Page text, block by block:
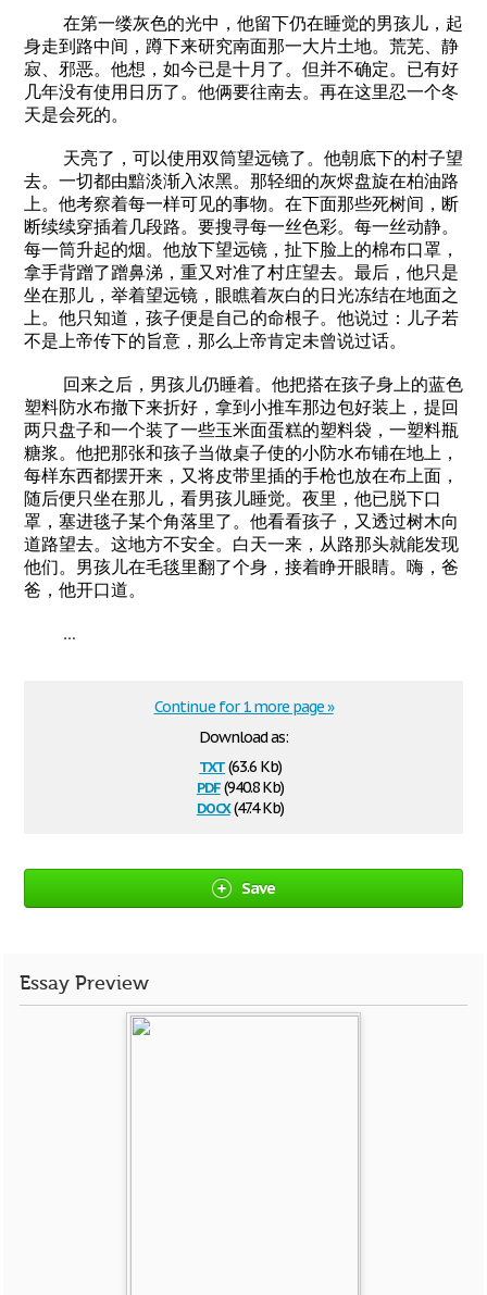
在第一缕灰色的光中，他留下仍在睡觉的男孩儿，起
身走到路中间，蹲下来研究南面那一大片土地。荒芜、静
寂、邪恶。他想，如今已是十月了。但并不确定。已有好
几年没有使用日历了。他俩要往南去。再在这里忍一个冬
天是会死的。
天亮了，可以使用双筒望远镜了。他朝底下的村子望
去。一切都由黯淡渐入浓黑。那轻细的灰烬盘旋在柏油路
上。他考察着每一样可见的事物。在下面那些死树间，断
断续续穿插着几段路。要搜寻每一丝色彩。每一丝动静。
每一筒升起的烟。他放下望远镜，扯下脸上的棉布口罩，
拿手背蹭了蹭鼻涕，重又对准了村庄望去。最后，他只是
坐在那儿，举着望远镜，眼瞧着灰白的日光冻结在地面之
上。他只知道，孩子便是自己的命根子。他说过：儿子若
不是上帝传下的旨意，那么上帝肯定未曾说过话。
回来之后，男孩儿仍睡着。他把搭在孩子身上的蓝色
塑料防水布撤下来折好，拿到小推车那边包好装上，提回
两只盘子和一个装了一些玉米面蛋糕的塑料袋，一塑料瓶
糖浆。他把那张和孩子当做桌子使的小防水布铺在地上，
每样东西都摆开来，又将皮带里插的手枪也放在布上面，
随后便只坐在那儿，看男孩儿睡觉。夜里，他已脱下口
罩，塞进毯子某个角落里了。他看看孩子，又透过树木向
道路望去。这地方不安全。白天一来，从路那头就能发现
他们。男孩儿在毛毯里翻了个身，接着睁开眼睛。嗨，爸
爸，他开口道。
...
Download as:
txt(63.6 Kb)
pdf(940.8 Kb)
docx(47.4 Kb)
Continue for 1 more page »
Save
Essay Preview